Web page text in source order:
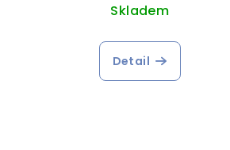
Skladem
Detail